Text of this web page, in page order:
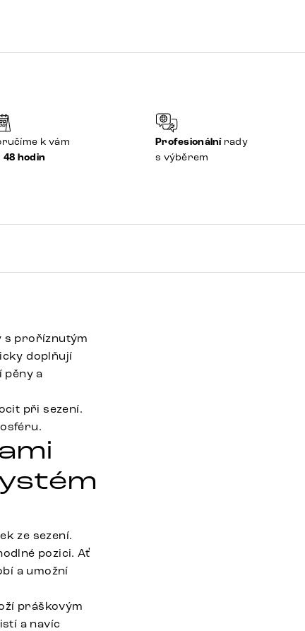
k vám
48 hodin
Profesionálnírady
s výběrem
s proříznutým
doplňují
pěny a
při sezení.
ze sezení.
pozici. Ať
a umožní
práškovým
a navíc